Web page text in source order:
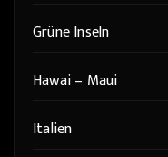
Grüne Inseln
Hawai – Maui
Italien